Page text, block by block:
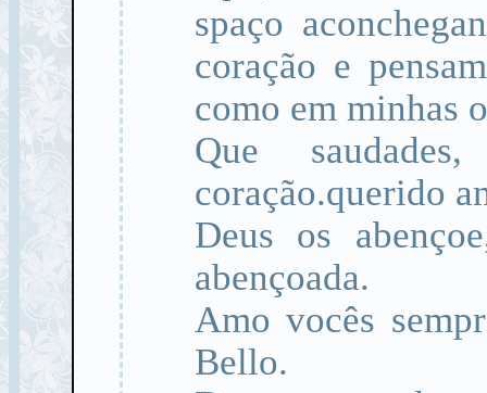
spaço
coração e
como em minhas
Que
coração.querido
Deus os
abençoada.
Amo vocês
Bello.